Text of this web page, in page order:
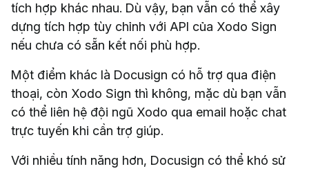
tích hợp khác nhau. Dù vậy, bạn vẫn có thể xây
dựng tích hợp tùy chỉnh với API của Xodo Sign
nếu chưa có sẵn kết nối phù hợp.
Một điểm khác là Docusign có hỗ trợ qua điện
thoại, còn Xodo Sign thì không, mặc dù bạn vẫn
có thể liên hệ đội ngũ Xodo qua email hoặc chat
trực tuyến khi cần trợ giúp.
Với nhiều tính năng hơn, Docusign có thể khó sử